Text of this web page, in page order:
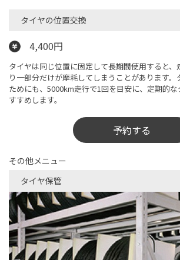
タイヤの位置交換
4,400円
タイヤは同じ位置に固定して長期間使用すると、
り一部分だけが摩耗してしまうことがあります
ためにも、5000km走行で1回を目安に、定期的
すすめします。
予約する
その他メニュー
タイヤ保管